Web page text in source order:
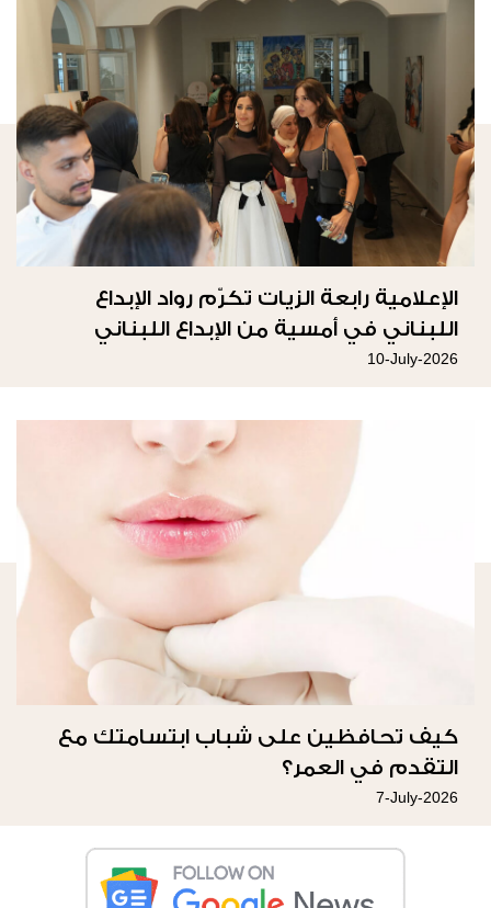
الإعلامية رابعة الزيات تكرّم رواد الإبداع
اللبناني في أمسية من الإبداع اللبناني
10-July-2026
كيف تحافظين على شباب ابتسامتك مع
التقدم في العمر؟
7-July-2026